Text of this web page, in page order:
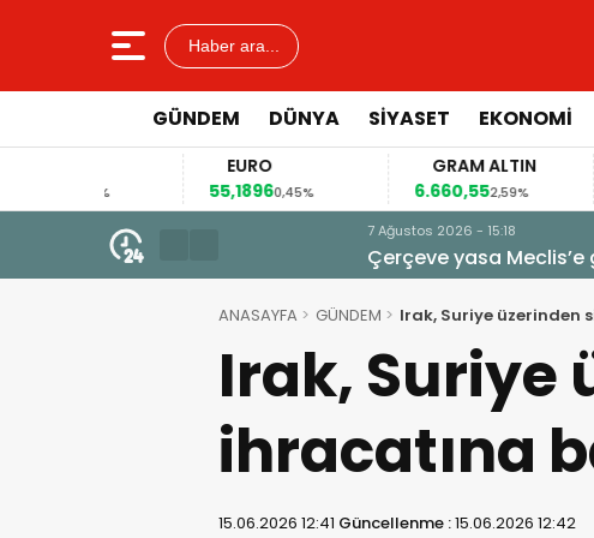
Haber ara...
GÜNDEM DÜNYA SİYASET EKONOMİ
EURO
55,1896
0,45%
GRAM ALTIN
6.660,552,59%
FAİZ
41,30
7 Ağustos 2026 - 15:18
Çerçeve yasa Meclis’e gelmeden
veto tartışması
ANASAYFA GÜNDEM Irak, Suriye üzerinden
Irak, Suriye
ihracatına
15.06.2026 12:41 Güncellenme :15.06.2026 12:42